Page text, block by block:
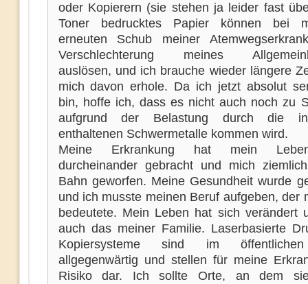
oder Kopierern (sie stehen ja leider fast
Toner bedrucktes Papier können bei
erneuten Schub meiner
Verschlechterung meines
auslösen, und ich brauche wieder längere
mich davon erhole. Da ich jetzt absolut
bin, hoffe ich, dass es nicht auch noch zu
aufgrund der Belastung durch die
enthaltenen Schwermetalle kommen wird.
Meine Erkrankung hat mein
durcheinander gebracht und mich
Bahn geworfen. Meine Gesundheit wurde
und ich musste meinen Beruf aufgeben, der
bedeutete. Mein Leben hat sich verändert
auch das meiner Familie. Laserbasierte
Kopiersysteme sind im
allgegenwärtig und stellen für meine
Risiko dar. Ich sollte Orte, an dem